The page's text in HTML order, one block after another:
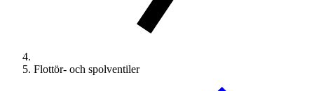
Flottör- och spolventiler